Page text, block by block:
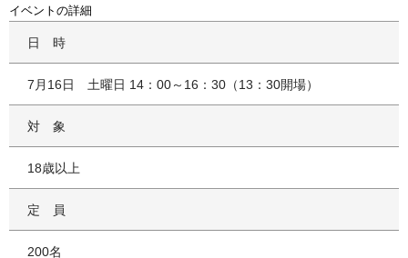
イベントの詳細
日時
7月16日 土曜日 14：00～16：30（13：30開場）
対象
18歳以上
定員
200名